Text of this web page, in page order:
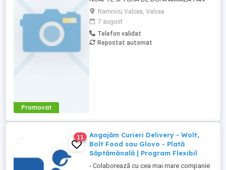
Promovat
Courier Rm Valcea Candidatul ideal
Persoana serioasa, constiincioasa, de
incredere Rezistenta la munca fizica
presupusa de manipularea marfii din
depozit, descarcare incarcare Studii:
Ramnicu Valcea, Valcea
7 august
Telefon validat
Repostat automat
11
Angajăm Curieri Delivery - Wolt,
Bolt Food sau Glovo - Plată
Săptămânală | Program Flexibil
- Colaborează cu cea mai mare companie